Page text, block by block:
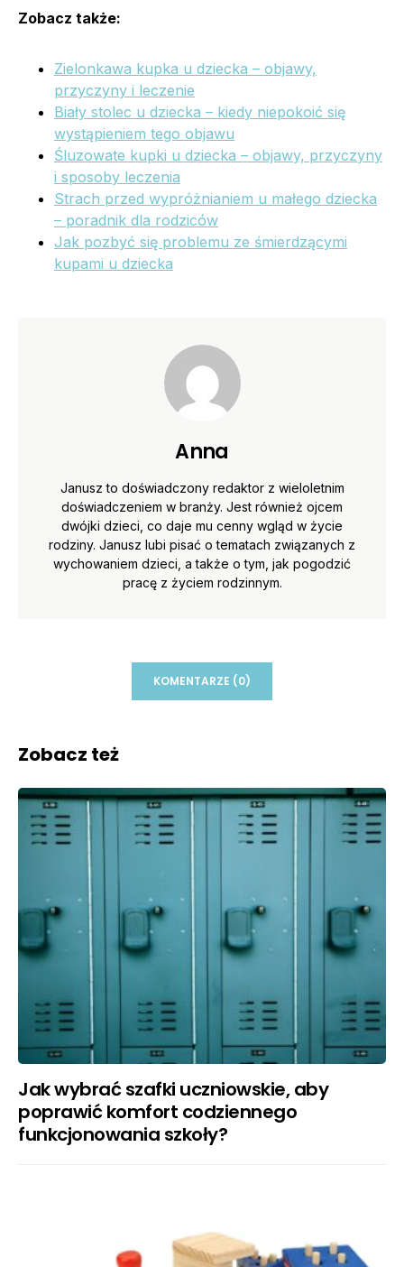
Zobacz także:
Zielonkawa kupka u dziecka – objawy,
przyczyny i leczenie
Biały stolec u dziecka – kiedy niepokoić się
wystąpieniem tego objawu
Śluzowate kupki u dziecka – objawy, przyczyny
i sposoby leczenia
Strach przed wypróżnianiem u małego dziecka
– poradnik dla rodziców
Jak pozbyć się problemu ze śmierdzącymi
kupami u dziecka
Anna
Janusz to doświadczony redaktor z wieloletnim
doświadczeniem w branży. Jest również ojcem
dwójki dzieci, co daje mu cenny wgląd w życie
rodziny. Janusz lubi pisać o tematach związanych z
wychowaniem dzieci, a także o tym, jak pogodzić
pracę z życiem rodzinnym.
KOMENTARZE (0)
Zobacz też
Jak wybrać szafki uczniowskie, aby
poprawić komfort codziennego
funkcjonowania szkoły?